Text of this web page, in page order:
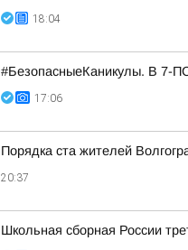
18:04
#БезопасныеКаникулы. В 7-
17:06
Порядка ста жителей
20:37
Школьная сборная России